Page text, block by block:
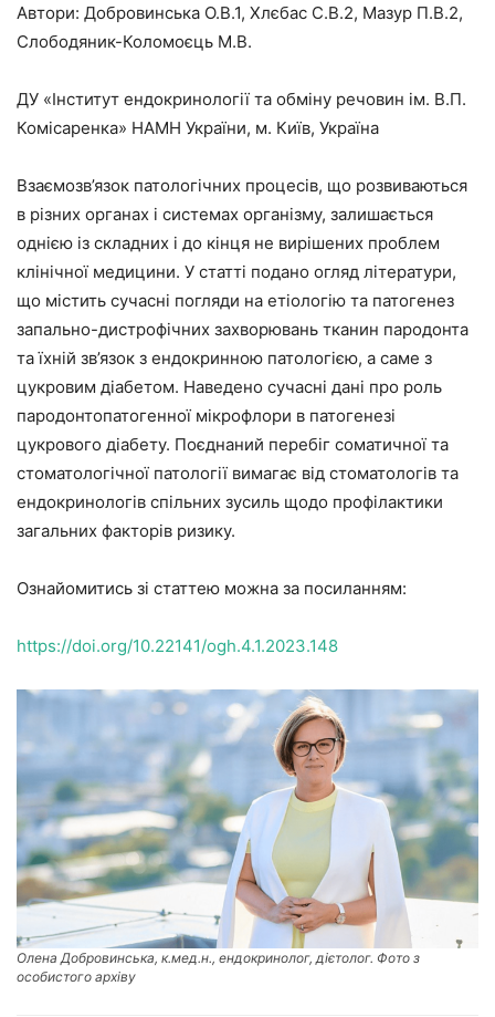
Автори: Добровинська О.В.1, Хлєбас С.В.2, Мазур П.В.2,
Слободяник-Коломоєць М.В.
ДУ «Інститут ендокринології та обміну речовин ім. В.П.
Комісаренка» НАМН України, м. Київ, Україна
Взаємозв’язок патологічних процесів, що розвиваються
в різних органах і системах організму, залишається
однією із складних і до кінця не вирішених проблем
клінічної медицини. У статті подано огляд літератури,
що містить сучасні погляди на етіологію та патогенез
запально-дистрофічних захворювань тканин пародонта
та їхній зв’язок з ендокринною патологією, а саме з
цукровим діабетом. Наведено сучасні дані про роль
пародонтопатогенної мікрофлори в патогенезі
цукрового діабету. Поєднаний перебіг соматичної та
стоматологічної патології вимагає від стоматологів та
ендокринологів спільних зусиль щодо профілактики
загальних факторів ризику.
Ознайомитись зі статтею можна за посиланням:
https://doi.org/10.22141/ogh.4.1.2023.148
Олена Добровинська, к.мед.н., ендокринолог, дієтолог. Фото з
особистого архіву